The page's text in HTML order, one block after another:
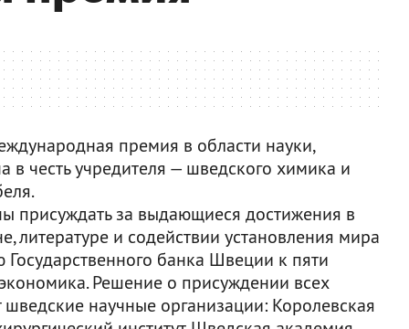
премия в области науки,
в честь учредителя — шведского химика и
присуждать за выдающиеся достижения в
литературе и содействии установления мира
банка Швеции к пяти
Решение о присуждении всех
научные организации: Королевская